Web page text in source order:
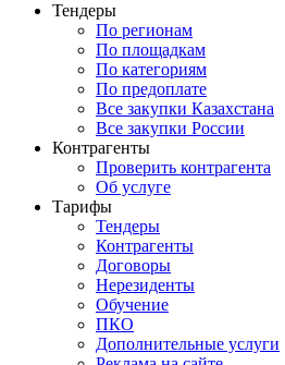
Тендеры
По регионам
По площадкам
По категориям
По предоплате
Все закупки Казахстана
Все закупки России
Контрагенты
Проверить контрагента
Об услуге
Тарифы
Тендеры
Контрагенты
Договоры
Нерезиденты
Обучение
ПКО
Дополнительные услуги